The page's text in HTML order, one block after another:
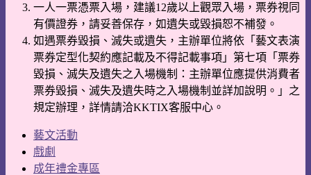
一人一票憑票入場，建議12歲以上觀眾入場，票券視同
有價證券，請妥善保存，如遺失或毀損恕不補發。
如遇票券毀損、滅失或遺失，主辦單位將依「藝文表演
票券定型化契約應記載及不得記載事項」第七項「票券
毀損、滅失及遺失之入場機制：主辦單位應提供消費者
票券毀損、滅失及遺失時之入場機制並詳加說明。」之
規定辦理，詳情請洽KKTIX客服中心。
藝文活動
戲劇
成年禮金專區